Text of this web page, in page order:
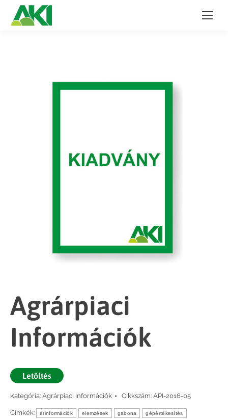
Agrárpiaci
Információk
Letöltés
Kategória: Agrárpiaci Információk Cikkszám: API-2016-05
Címkék: árinformációk elemzések gabona gépértékesítés